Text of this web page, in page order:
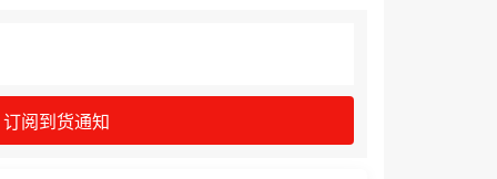
订阅到货通知